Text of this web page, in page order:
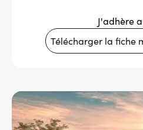
Fournisseurs
Espace presse
J'adhère
Télécharger la fiche